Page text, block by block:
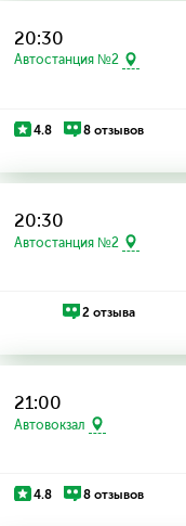
20:30
Автостанция №2
4.8 8 отзывов
20:30
Автостанция №2
2 отзыва
21:00
Автовокзал
4.8 8 отзывов